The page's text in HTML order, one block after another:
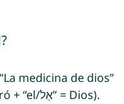
medicina de dios”
(del hebreo “rafá/רָפָא” = él sanó/curó + “el/אֵל” = Dios).